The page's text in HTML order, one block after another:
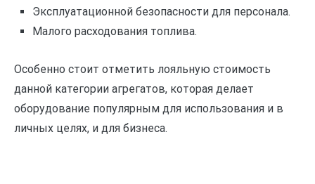
Эксплуатационной безопасности для персонала.
Малого расходования топлива.
Особенно стоит отметить лояльную стоимость
данной категории агрегатов, которая делает
оборудование популярным для использования и в
личных целях, и для бизнеса.